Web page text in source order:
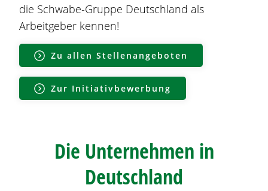
die Schwabe-Gruppe Deutschland als
Arbeitgeber kennen!
Zu allen Stellenangeboten
Zur Initiativbewerbung
Die Unternehmen in
Deutschland